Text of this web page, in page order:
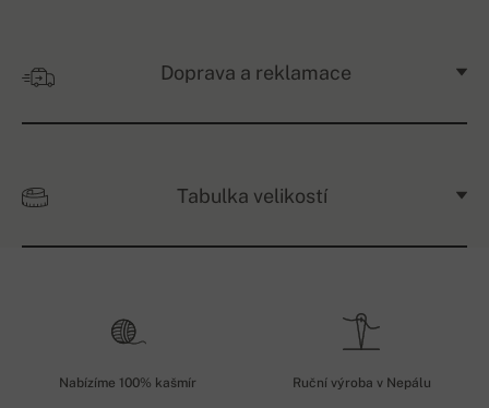
Doprava a reklamace
Tabulka velikostí
Nabízíme 100% kašmír Ruční výroba v Nepálu